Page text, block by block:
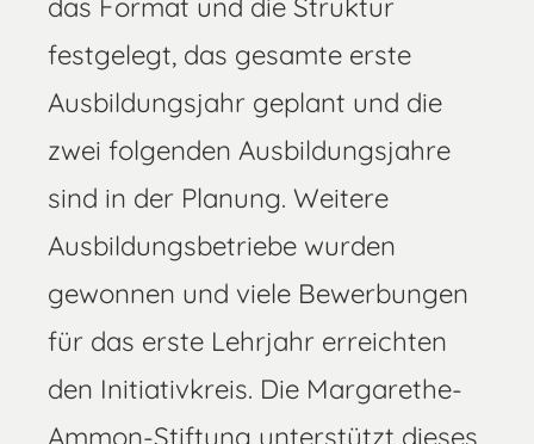
das Format und die Struktur
festgelegt, das gesamte erste
Ausbildungsjahr geplant und die
zwei folgenden Ausbildungsjahre
sind in der Planung. Weitere
Ausbildungsbetriebe wurden
gewonnen und viele Bewerbungen
für das erste Lehrjahr erreichten
den Initiativkreis. Die Margarethe-
Ammon-Stiftung unterstützt dieses